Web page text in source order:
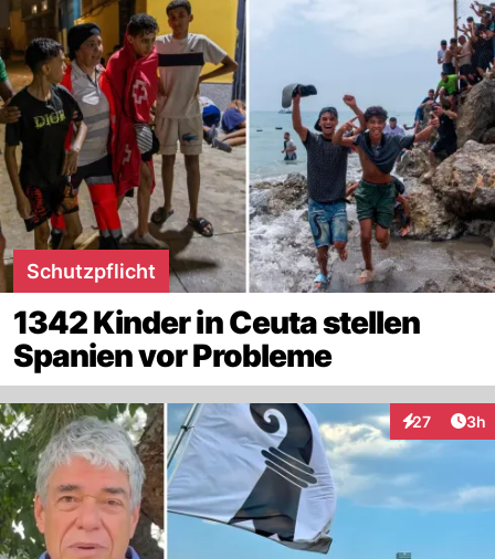
Schutzpflicht
1342 Kinder in Ceuta stellen
Spanien vor Probleme
27
Interaktionen
3h